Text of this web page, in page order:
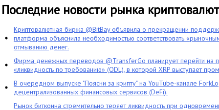
Последние новости рынка криптовалют
Криптовалютная биржа @BitBay объявила о прекращении
платформа объяснила необходимостью соответствовать
отмыванию денег.
Фирма денежных переводов @TransferGo планирует перейти на
«ликвидность по требованию» (ODL), в которой XRP выступает
В очередном выпуске "Поясни за крипту" на YouTube-канале
децентрализованных финансовых сервисов (DeFi).
Рынок биткоина стремительно теряет ликвидность при